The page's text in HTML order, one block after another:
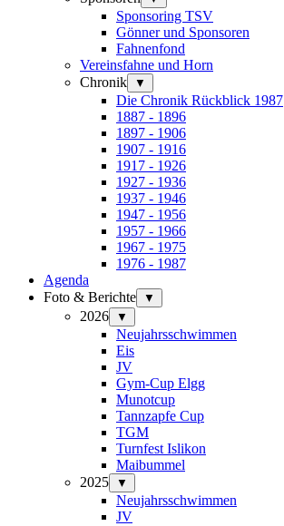
Sponsoring TSV
Gönner und Sponsoren
Fahnenfond
Vereinsfahne und Horn
Chronik
▼
Die Chronik Rückblick 1987
1887 - 1896
1897 - 1906
1907 - 1916
1917 - 1926
1927 - 1936
1937 - 1946
1947 - 1956
1957 - 1966
1967 - 1975
1976 - 1987
Agenda
Foto & Berichte
▼
2026 ▼
Neujahrsschwimmen
Eis
JV
Gym-Cup Elgg
Munotcup
Tannzapfe Cup
TGM
Turnfest Islikon
Maibummel
2025
▼
Neujahrsschwimmen
JV